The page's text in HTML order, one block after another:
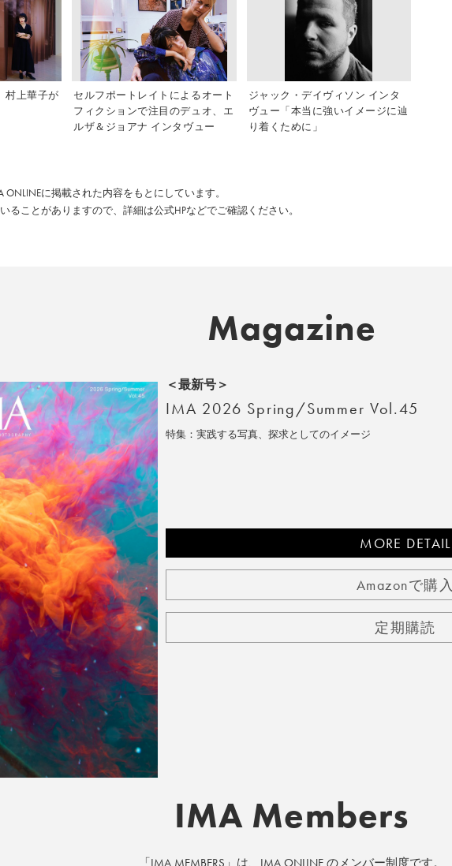
村上華子が
セルフポートレイトによるオート
フィクションで注目のデュオ、エ
ルザ＆ジョアナ インタヴュー
ジャック・デイヴィソン インタ
ヴュー「本当に強いイメージに辿
り着くために」
に掲載された内容をもとにしています。
ることがありますので、詳細は公式HPなどでご確認ください。
Magazine
扱い店舗
＜最新号＞
IMA 2026 Spring/Summer Vol.45
特集：実践する写真、探求としてのイメージ
MORE DETAIL
Amazonで購入
定期購読
IMA Members
「IMA MEMBERS」は、IMA ONLINE のメンバー制度です。